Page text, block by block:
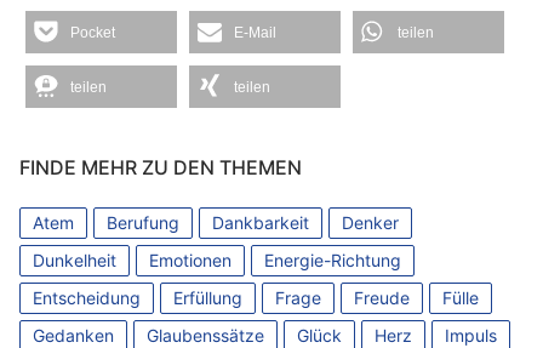
Pocket E-Mail teilen
teilen teilen
FINDE MEHR ZU DEN THEMEN
Atem Berufung Dankbarkeit
Denker
Dunkelheit
Emotionen
Energie-Richtung
Entscheidung
Erfüllung Frage Freude
Fülle
Gedanken
Glaubenssätze Glück Herz
Impuls